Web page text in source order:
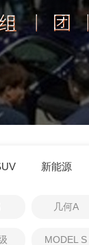
新能源
几何A
MODEL S